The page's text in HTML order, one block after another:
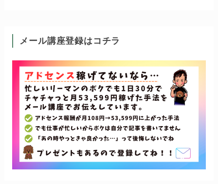
メール講座登録はコチラ